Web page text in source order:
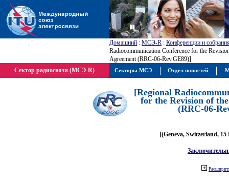
Домашний : МСЭ-R : Конференции и
Radiocommunication Conference for the
Agreement (RRC-06-Rev.GE89)]
Сектор радиосвязи (МСЭ-R)
[Regional
for the Revision of
(RRC-06-
[(Geneva, Switzerland, 15
Секторы МСЭ Отдел новостей